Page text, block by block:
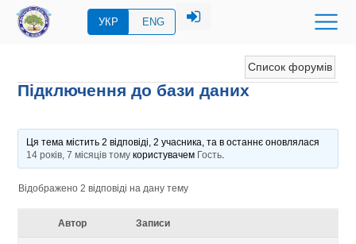
УКР ENG
Список форумів
Підключення до бази даних
Ця тема містить 2 відповіді, 2 учасника, та в останнє оновлялася
14 років, 7 місяців томукористувачем Гость.
Відображено 2 відповіді на дану тему
Автор Записи